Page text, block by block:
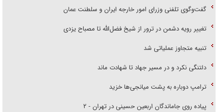
گفت‌وگوی تلفنی وزرای امور خارجه ایران و سلطنت عمان
تغییر رویه دشمن در ترور از شیخ فضل‌الله تا مصباح یزدی
تنبیه متجاوز عملیاتی شد
دلتنگی نکرد و در مسیر جهاد تا شهادت ماند
ترامپ دوباره به پشت میانجی‌ها خزید
پیاده روی جاماندگان اربعین حسینی در تهران - ۲